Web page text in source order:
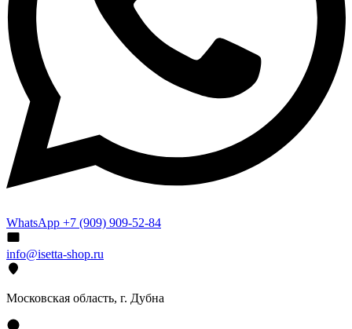
WhatsApp +7 (909) 909-52-84
info@isetta-shop.ru
Московская область, г. Дубна